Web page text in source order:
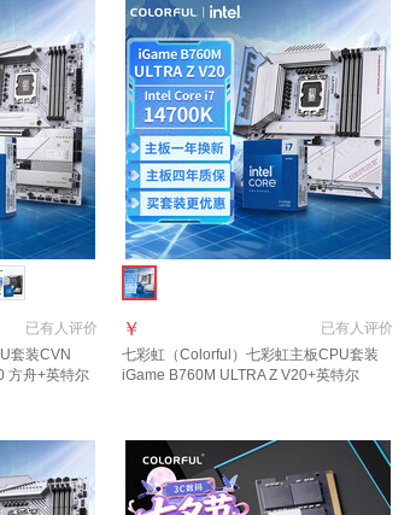
已有人评价
套装CVN
方舟+英特尔
已有人评价
￥
七彩虹（Colorful）七彩虹主板CPU套装
iGame B760M ULTRA Z V20+英特尔